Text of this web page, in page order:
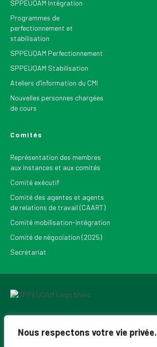
Nous respectons votre vie privée.
SPPEUQAM Intégration
Programmes de
perfectionnement et
stabilisation
SPPEUQAM Perfectionnement
SPPEUQAM Stabilisation
Ateliers d’information du CMI
Nouvelles personnes chargées
de cours
Comités
Représentation des membres
aux instances et aux comités
Comité exécutif
Comité des agentes et agents
de relations de travail (CAART)
Comité mobilisation-intégration
Comité de négociation (2025)
Secrétariat